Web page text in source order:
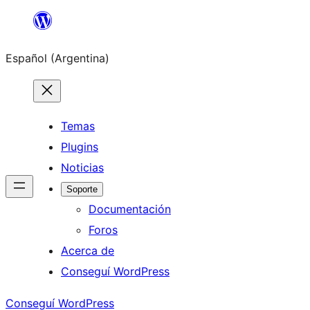
Saltar
contenido
Español (Argentina)
Temas
Plugins
Noticias
Soporte
Documentación
Foros
Acerca de
Conseguí WordPress
Conseguí WordPress